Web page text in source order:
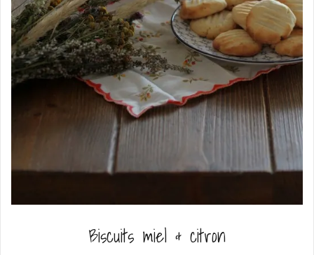
Biscuits miel & citron